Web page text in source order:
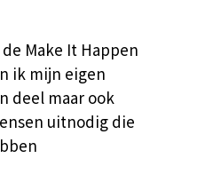
Make It Happen
ik mijn eigen
deel maar ook
uitnodig die